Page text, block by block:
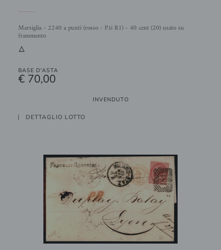
Marsiglia - 2240 a punti (rosso - P.ti R1) - 40 cent (20) usato su
frammento
3
BASE D'ASTA
€ 70,00
INVENDUTO
DETTAGLIO LOTTO